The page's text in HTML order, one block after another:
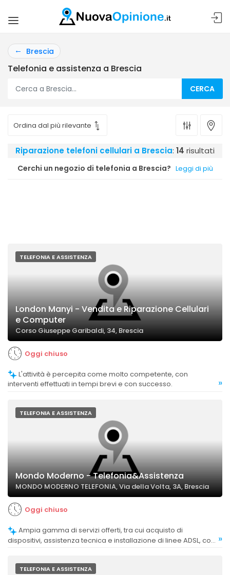
Brescia
Telefonia e assistenza a Brescia
CERCA
Riparazione telefoni cellulari a Brescia: 14 risultati
Cerchi un negozio di telefonia a Brescia? Leggi di più
TELEFONIA E ASSISTENZA
London Manyi - Vendita e Riparazione Cellulari
e Computer
Corso Giuseppe Garibaldi, 34, Brescia
Oggi chiuso
interventi effettuati in tempi brevi e con successo.
»
TELEFONIA E ASSISTENZA
Mondo Moderno - Telefonia&Assistenza
MONDO MODERNO TELEFONIA, Via della Volta, 3A, Brescia
Oggi chiuso
dispositivi, assistenza tecnica e installazione di linee ADSL, con »
TELEFONIA E ASSISTENZA